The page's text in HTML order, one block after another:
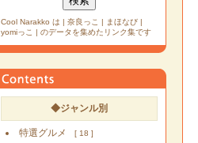
Cool Narakko は | 奈良っこ | まほなび |
yomiっこ | のデータを集めたリンク集です
◆ジャンル別
特選グルメ [ 18 ]